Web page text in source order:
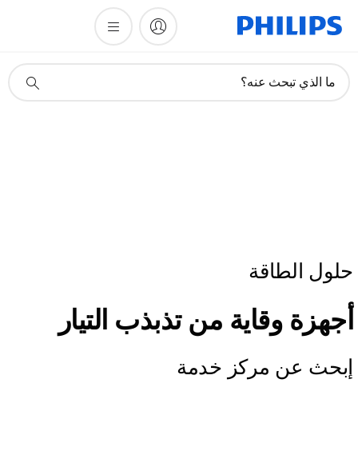
دعم
ما الذي تبحث عنه؟
حلول الطاقة
أجهزة وقاية من تذبذب التيار
إبحث عن مركز خدمة